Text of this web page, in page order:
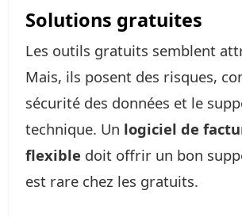
Solutions gratuites
Les outils gratuits semblent
Mais, ils posent des risques,
sécurité des données et le
technique. Un logiciel de
flexible doit offrir un bon
est rare chez les gratuits.